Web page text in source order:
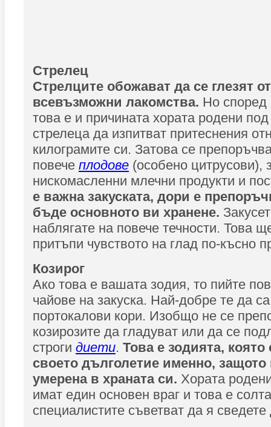
Стрелец
Стрелците обожават да се глезят
всевъзможни лакомства. Но според
това е и причината хората родени
стрелеца да изпитват притеснения
килограмите си. Затова се
повече плодове (особено цитрусови),
нискомасленни млечни продукти и
e важна закуската, дори е
бъде основното ви хранене.
наблягате на повече течности. Това
притъпи чувството на глад по-късно
Козирог
Ако това е вашата зодия, то пийте
чайове на закуска. Най-добре те да
портокалови кори. Изобщо не се
козирозите да гладуват или да се
строги диети. Това е зодията,
своето дълголетие именно, защото
умерена в храната си. Хората
имат един основен враг и това е
специалистите съветват да я